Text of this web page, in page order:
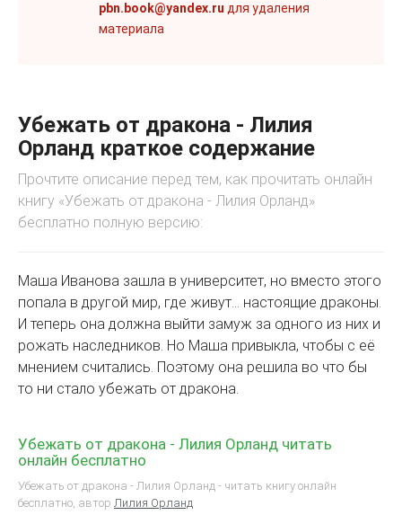
pbn.book@yandex.ru для удаления
материала
Убежать от дракона - Лилия
Орланд краткое содержание
Прочтите описание перед тем, как прочитать онлайн
книгу «Убежать от дракона - Лилия Орланд»
бесплатно полную версию:
Маша Иванова зашла в университет, но вместо этого
попала в другой мир, где живут… настоящие драконы.
И теперь она должна выйти замуж за одного из них и
рожать наследников. Но Маша привыкла, чтобы с её
мнением считались. Поэтому она решила во что бы
то ни стало убежать от дракона.
Убежать от дракона - Лилия Орланд читать
онлайн бесплатно
Убежать от дракона - Лилия Орланд - читать книгу онлайн
бесплатно, автор Лилия Орланд